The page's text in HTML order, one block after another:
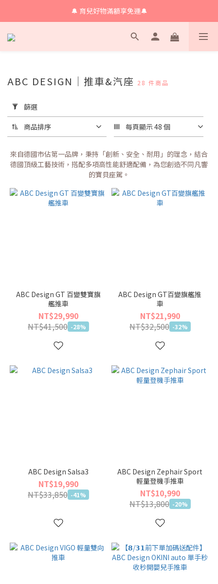
🔔 育兒好物滿額享免運🔔
🔔 育兒好物滿額享免運🔔
🔔會員限定！購物金立即領+消費再回饋 💰
用
篩
選
(0/20)
價格
ABC DESIGN｜推車&汽座 28 件商品
篩選
商品排序 每頁顯示 48 個
來自德國市佔第一品牌，秉持「創新、安全、耐用」的理念，結合
德國頂級工藝技術，搭配多項高性能舒適配備，為您創造不同凡響
的寶貝座駕。
ABC Design GT 百變雙寶旗
艦推車
NT$29,990
NT$41,500 -28%
ABC Design GT百變旗艦推
車
NT$21,990
NT$32,500 -32%
ABC Design Salsa3
NT$19,990
NT$33,850 -41%
ABC Design Zephair Sport
輕量登機手推車
NT$10,990
NT$13,800 -20%